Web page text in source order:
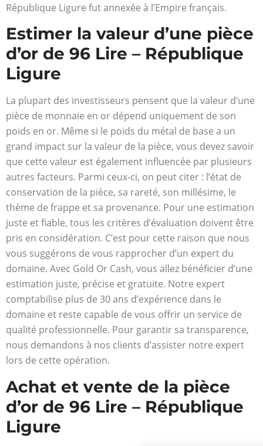
République Ligure fut annexée à l’Empire français.
Estimer la valeur d’une pièce
d’or de 96 Lire – République
Ligure
La plupart des investisseurs pensent que la valeur d’une
pièce de monnaie en or dépend uniquement de son
poids en or. Même si le poids du métal de base a un
grand impact sur la valeur de la pièce, vous devez savoir
que cette valeur est également influencée par plusieurs
autres facteurs. Parmi ceux-ci, on peut citer : l’état de
conservation de la pièce, sa rareté, son millésime, le
thème de frappe et sa provenance. Pour une estimation
juste et fiable, tous les critères d’évaluation doivent être
pris en considération. C’est pour cette raison que nous
vous suggérons de vous rapprocher d’un expert du
domaine. Avec Gold Or Cash, vous allez bénéficier d’une
estimation juste, précise et gratuite. Notre expert
comptabilise plus de 30 ans d’expérience dans le
domaine et reste capable de vous offrir un service de
qualité professionnelle. Pour garantir sa transparence,
nous demandons à nos clients d’assister notre expert
lors de cette opération.
Achat et vente de la pièce
d’or de 96 Lire – République
Ligure